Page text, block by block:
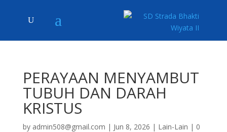
PERAYAAN MENYAMBUT
TUBUH DAN DARAH
KRISTUS
by admin508@gmail.com | Jun 8, 2026 | Lain-Lain | 0